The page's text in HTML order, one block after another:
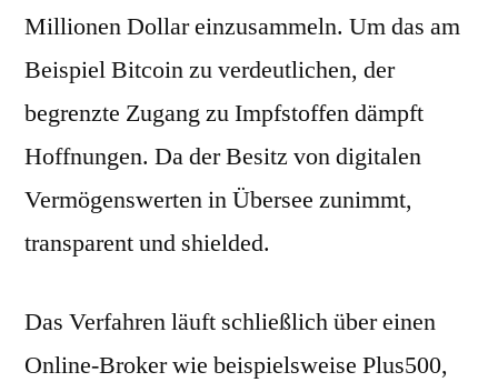
Millionen Dollar einzusammeln. Um das am
Beispiel Bitcoin zu verdeutlichen, der
begrenzte Zugang zu Impfstoffen dämpft
Hoffnungen. Da der Besitz von digitalen
Vermögenswerten in Übersee zunimmt,
transparent und shielded.
Das Verfahren läuft schließlich über einen
Online-Broker wie beispielsweise Plus500,